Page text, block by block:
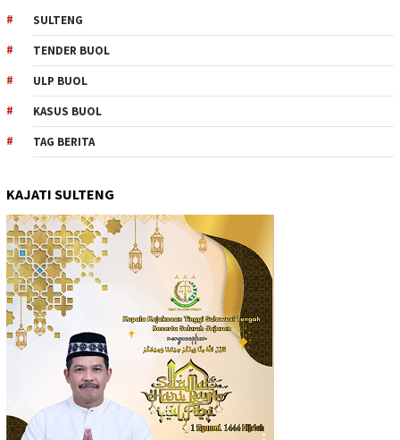
SULTENG
TENDER BUOL
ULP BUOL
KASUS BUOL
TAG BERITA
KAJATI SULTENG